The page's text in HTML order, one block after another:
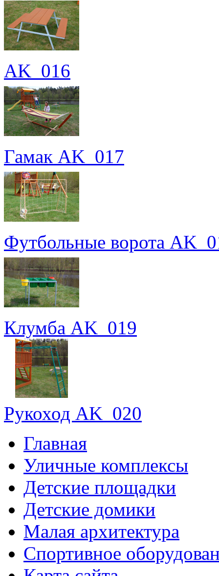
AK_016
Гамак AK_017
Футбольные ворота
Клумба AK_019
Рукоход AK_020
Главная
Уличные комплексы
Детские площадки
Детские домики
Малая архитектура
Спортивное